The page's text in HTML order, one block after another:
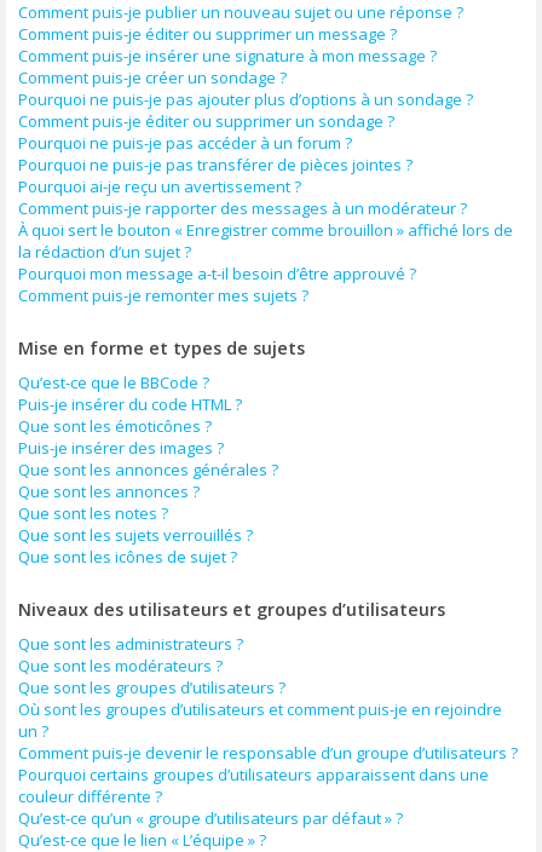
Comment puis-je publier un nouveau sujet ou une réponse ?
Comment puis-je éditer ou supprimer un message ?
Comment puis-je insérer une signature à mon message ?
Comment puis-je créer un sondage ?
Pourquoi ne puis-je pas ajouter plus d’options à un sondage ?
Comment puis-je éditer ou supprimer un sondage ?
Pourquoi ne puis-je pas accéder à un forum ?
Pourquoi ne puis-je pas transférer de pièces jointes ?
Pourquoi ai-je reçu un avertissement ?
Comment puis-je rapporter des messages à un modérateur ?
À quoi sert le bouton « Enregistrer comme brouillon » affiché lors de
la rédaction d’un sujet ?
Pourquoi mon message a-t-il besoin d’être approuvé ?
Comment puis-je remonter mes sujets ?
Mise en forme et types de sujets
Qu’est-ce que le BBCode ?
Puis-je insérer du code HTML ?
Que sont les émoticônes ?
Puis-je insérer des images ?
Que sont les annonces générales ?
Que sont les annonces ?
Que sont les notes ?
Que sont les sujets verrouillés ?
Que sont les icônes de sujet ?
Niveaux des utilisateurs et groupes d’utilisateurs
Que sont les administrateurs ?
Que sont les modérateurs ?
Que sont les groupes d’utilisateurs ?
Où sont les groupes d’utilisateurs et comment puis-je en rejoindre
un ?
Comment puis-je devenir le responsable d’un groupe d’utilisateurs ?
Pourquoi certains groupes d’utilisateurs apparaissent dans une
couleur différente ?
Qu’est-ce qu’un « groupe d’utilisateurs par défaut » ?
Qu’est-ce que le lien « L’équipe » ?